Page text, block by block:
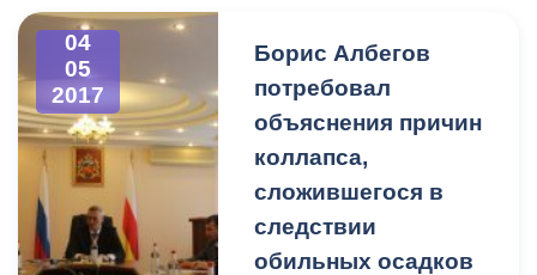
участии заявили порядка
7000 человек.
04
05
2017
Борис Албегов
потребовал
объяснения причин
коллапса,
сложившегося в
следствии
обильных осадков